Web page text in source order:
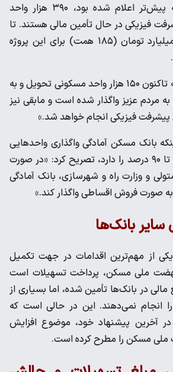
داشت: «همان‌طور که پیش‌تر اعلام شده بود، ۳۹۰ هزار واحد
فیزیکی در حال تأمین مالی هستند. تا
این لحظه ۱۸۵ هزار میلیارد تومان (۱۸۵ همت) برای این پروژه
وی افزود: «خوشبختانه تاکنون ۱۵۰ هزار واحد مسکونی تحویل و به
مردم عزیز واگذار شده است و مابقی نیز
پیشرفت فیزیکی انجام خواهد شد.»
بانک مسکن آمادگی واگذاری واحدهایی
با پیشرفت فیزیکی ۸۰ تا ۹۰ درصد را دارد، تصریح کرد: «در صورت
و وزارت راه و شهرسازی، بانک آمادگی
به صورت فروش اقساطی واگذار کند.»
بانک‌ها
از مهم‌ترین اقدامات در جهت تکمیل
نهضت ملی مسکن، پرداخت تسهیلات است
در بانک‌ها تأمین شده، اما بسیاری از
انجام نمی‌دهند. این در حالی است که
آخرین پیشنهاد خود، موضوع افزایش
ملی مسکن را مطرح کرده است.